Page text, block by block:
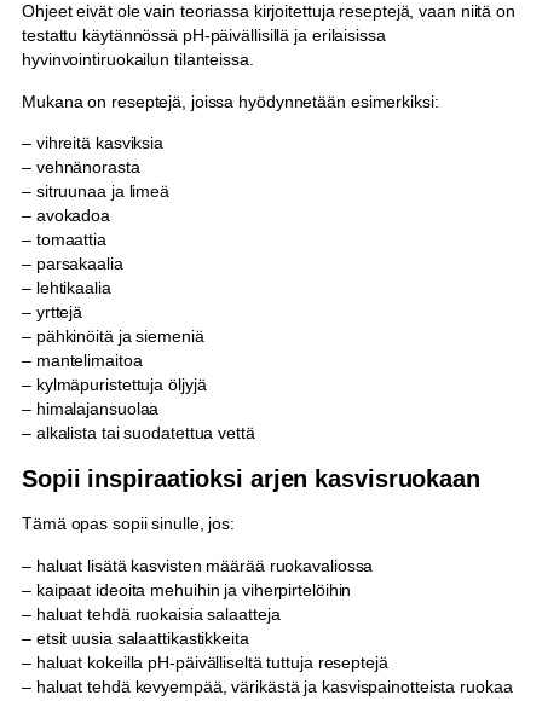
Ohjeet eivät ole vain teoriassa kirjoitettuja reseptejä, vaan niitä on
testattu käytännössä pH-päivällisillä ja erilaisissa
hyvinvointiruokailun tilanteissa.
Mukana on reseptejä, joissa hyödynnetään esimerkiksi:
– vihreitä kasviksia
– vehnänorasta
– sitruunaa ja limeä
– avokadoa
– tomaattia
– parsakaalia
– lehtikaalia
– yrttejä
– pähkinöitä ja siemeniä
– mantelimaitoa
– kylmäpuristettuja öljyjä
– himalajansuolaa
– alkalista tai suodatettua vettä
Sopii inspiraatioksi arjen kasvisruokaan
Tämä opas sopii sinulle, jos:
– haluat lisätä kasvisten määrää ruokavaliossa
– kaipaat ideoita mehuihin ja viherpirtelöihin
– haluat tehdä ruokaisia salaatteja
– etsit uusia salaattikastikkeita
– haluat kokeilla pH-päivälliseltä tuttuja reseptejä
– haluat tehdä kevyempää, värikästä ja kasvispainotteista ruokaa